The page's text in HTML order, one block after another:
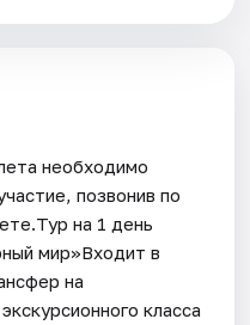
необходимо
позвонив по
на 1 день
мир»Входит в
на
класса